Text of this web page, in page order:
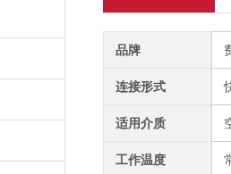
品牌
连接形式
适用介质
工作温度